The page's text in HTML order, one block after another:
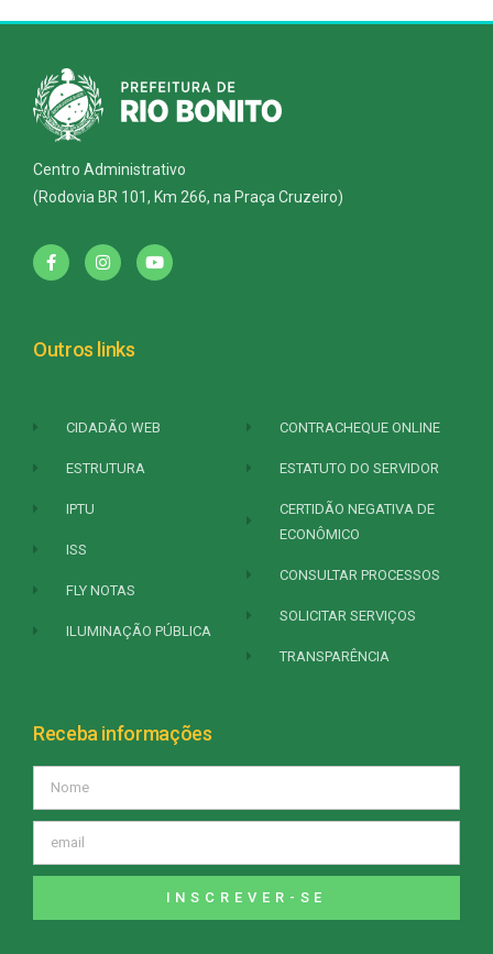
Centro Administrativo
(Rodovia BR 101, Km 266, na Praça Cruzeiro)
Outros links
CIDADÃO WEB
ESTRUTURA
IPTU
ISS
FLY NOTAS
ILUMINAÇÃO PÚBLICA
CONTRACHEQUE ONLINE
ESTATUTO DO SERVIDOR
CERTIDÃO NEGATIVA DE
ECONÔMICO
CONSULTAR PROCESSOS
SOLICITAR SERVIÇOS
TRANSPARÊNCIA
Receba informações
INSCREVER-SE